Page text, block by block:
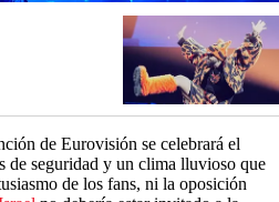
de Eurovisión se celebrará el
de seguridad y un clima lluvioso que
de los fans, ni la oposición